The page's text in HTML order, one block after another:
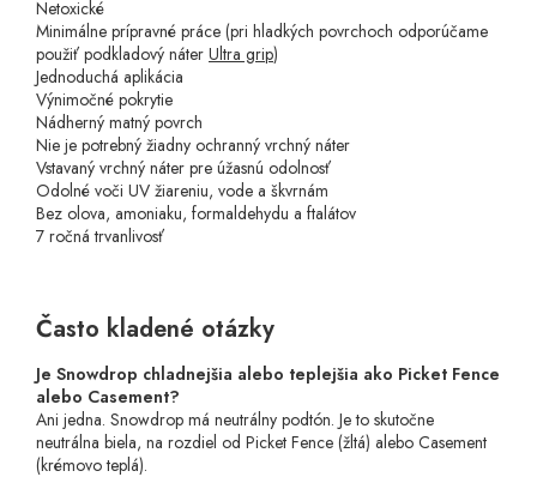
Netoxické
Minimálne prípravné práce (pri hladkých povrchoch odporúčame
použiť podkladový náter Ultra grip)
Jednoduchá aplikácia
Výnimočné pokrytie
Nádherný matný povrch
Nie je potrebný žiadny ochranný vrchný náter
Vstavaný vrchný náter pre úžasnú odolnosť
Odolné voči UV žiareniu, vode a škvrnám
Bez olova, amoniaku, formaldehydu a ftalátov
7 ročná trvanlivosť
Často kladené otázky
Je Snowdrop chladnejšia alebo teplejšia ako Picket Fence
alebo Casement?
Ani jedna. Snowdrop má neutrálny podtón. Je to skutočne
neutrálna biela, na rozdiel od Picket Fence (žltá) alebo Casement
(krémovo teplá).